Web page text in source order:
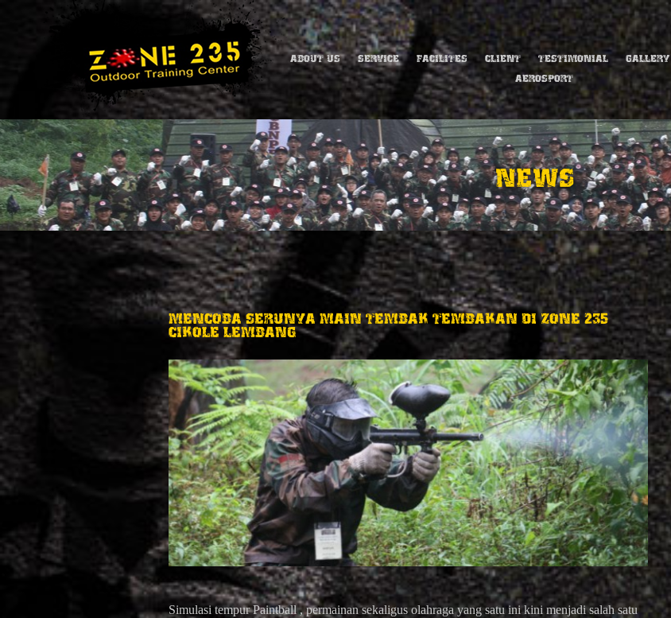
ABOUT US SERVICE FACILITES CLIENT TESTIMONIAL GALLERY
AEROSPORT
NEWS
MENCOBA SERUNYA MAIN TEMBAK TEMBAKAN DI ZONE 235
CIKOLE LEMBANG
Simulasi tempur Paintball , permainan sekaligus olahraga yang satu ini kini menjadi salah satu